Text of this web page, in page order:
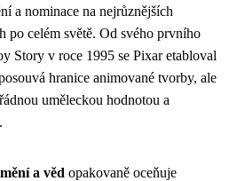
a nominace na nejrůznějších
po celém světě. Od svého prvního
Story v roce 1995 se Pixar etabloval
hranice animované tvorby, ale
uměleckou hodnotou a
a věd opakovaně oceňuje